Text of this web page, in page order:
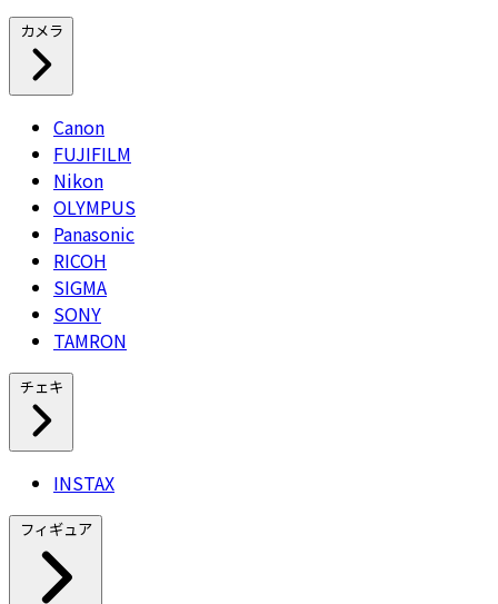
カメラ
Canon
FUJIFILM
Nikon
OLYMPUS
Panasonic
RICOH
SIGMA
SONY
TAMRON
チェキ
INSTAX
フィギュア